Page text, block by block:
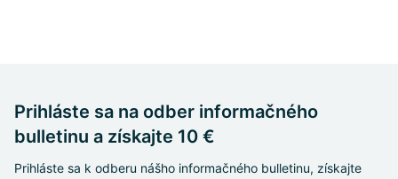
Prihláste sa na odber informačného
bulletinu a získajte 10 €
Prihláste sa k odberu nášho informačného bulletinu, získajte